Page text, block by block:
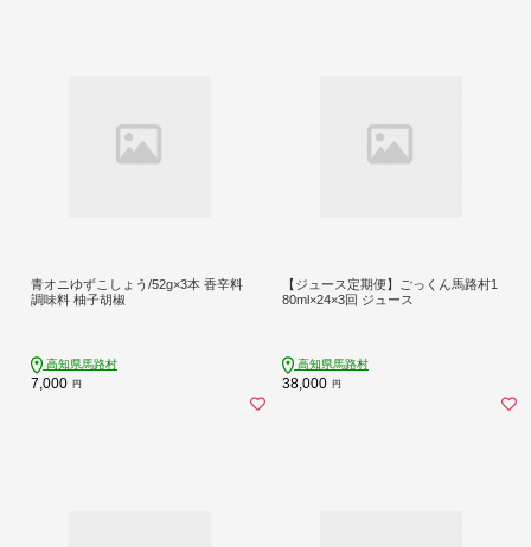
青オニゆずこしょう/52g×3本 香辛料
調味料 柚子胡椒
高知県馬路村
7,000 円
【ジュース定期便】ごっくん馬路村1
80ml×24×3回 ジュース
高知県馬路村
38,000 円